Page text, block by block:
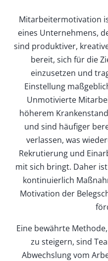
Mitarbeitermotivation
eines Unternehmens,
sind produktiver,
bereit, sich für die
einzusetzen und
Einstellung
Unmotivierte
höherem
und sind häufiger
verlassen, was
Rekrutierung und
mit sich bringt. Daher
kontinuierlich
Motivation der
Eine bewährte
zu steigern, sind
Abwechslung vom